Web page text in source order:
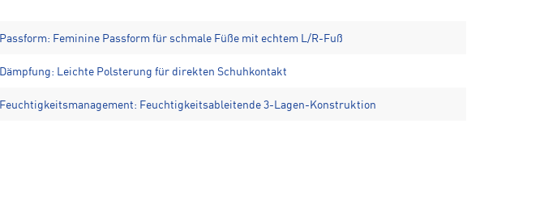
Passform: Feminine Passform für schmale Füße mit echtem L/R-Fuß
Dämpfung: Leichte Polsterung für direkten Schuhkontakt
Feuchtigkeitsmanagement: Feuchtigkeitsableitende 3-Lagen-Konstruktion